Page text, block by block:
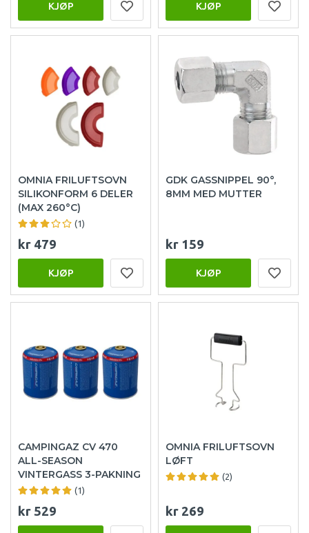
KJØP KJØP
OMNIA FRILUFTSOVN
SILIKONFORM 6 DELER
(MAX 260°C)
(1)
kr 479
KJØP
GDK GASSNIPPEL 90°,
8MM MED MUTTER
kr 159
KJØP
CAMPINGAZ CV 470
ALL-SEASON
VINTERGASS 3-PAKNING
(1)
kr 529
OMNIA FRILUFTSOVN
LØFT
(2)
kr 269